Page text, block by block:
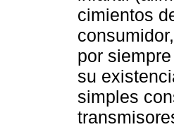
cimientos
por
su
simples